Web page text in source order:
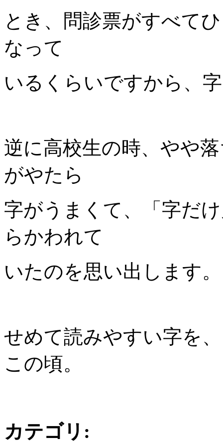
とき、問診票がすべて
なって
いるくらいですから、
逆に高校生の時、やや
がやたら
字がうまくて、「字だ
らかわれて
いたのを思い出します。
せめて読みやすい字を
この頃。
カテゴリ :